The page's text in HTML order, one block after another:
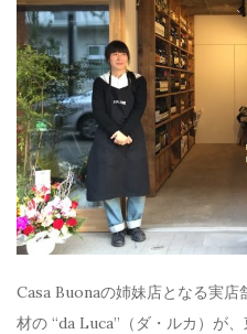
Casa Buonaの姉妹店となる実
材の “da Luca”（ダ・ルカ）が